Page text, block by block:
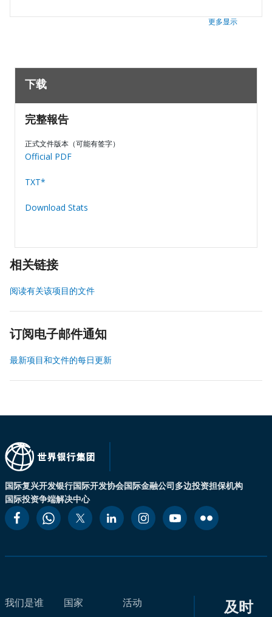
更多显示
下载
完整報告
正式文件版本（可能有签字）
Official PDF
TXT*
Download Stats
相关链接
阅读有关该项目的文件
订阅电子邮件通知
最新项目和文件的每日更新
国际复兴开发银行国际开发协会国际金融公司多边投资担保机构
国际投资争端解决中心
我们是谁
国家
活动
及时